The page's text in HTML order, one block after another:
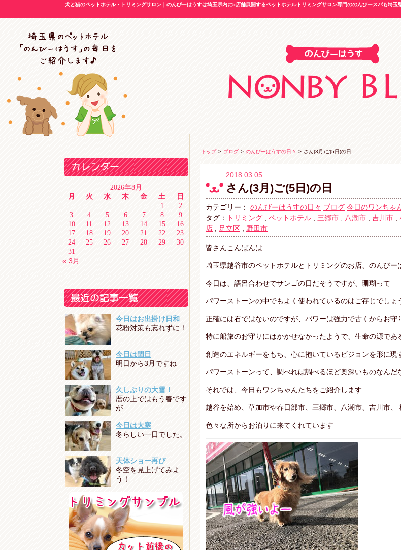
犬と猫のペットホテル・トリミングサロン｜のんびーはうすは埼玉県内に5店舗展開するペットホテルトリミングサロン専門ののんびースパも埼
2026年8月
月
火 水 木 金 土
日
1
2
3
4 5 6 7 8
9
10
11 12 13 14 15
16
17
18 19 20 21 22
23
24
25 26 27 28 29
30
31
« 3月
今日はお出掛け日和
花粉対策も忘れずに！
今日は閏日
明日から3月ですね
久しぶりの大雪！
暦の上ではもう春です
が…
今日は大寒
冬らしい一日でした。
天体ショー再び
冬空を見上げてみよ
う！
トップ > ブログ > のんびーはうすの日々 > さん(3月)ご(5日)の日
2018.03.05
さん(3月)ご(5日)の日
カテゴリー： のんびーはうすの日々 ブログ 今日のワンちゃ
タグ：
トリミング ペットホテル 三郷市 八潮市 吉川市
店
足立区 野田市
皆さんこんばんは
埼玉県越谷市のペットホテルとトリミングのお店、のんびー
今日は、語呂合わせでサンゴの日だそうですが、珊瑚って
パワーストーンの中でもよく使われているのはご存じでしょ
正確には石ではないのですが、パワーは強力で古くからお
特に船旅のお守りにはかかせなかったようで、生命の源であ
創造のエネルギーをもち、心に抱いているビジョンを形に
パワーストーンって、調べれば調べるほど奥深いものなんだ
それでは、今日もワンちゃんたちをご紹介します
越谷を始め、草加市や春日部市、三郷市、八潮市、吉川市、
色々な所からお泊りに来てくれています